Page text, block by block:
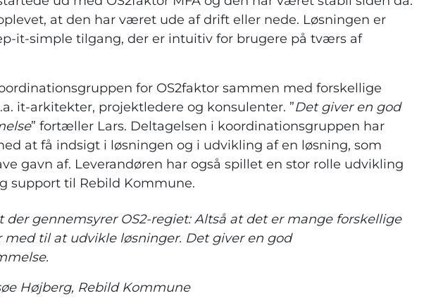
at den har været ude af drift eller nede. Løsningen er
it-simple tilgang, der er intuitiv for brugere på tværs af
for OS2faktor sammen med forskellige
it-arkitekter, projektledere og konsulenter. ”Det giver en god
” fortæller Lars. Deltagelsen i koordinationsgruppen har
at få indsigt i løsningen og i udvikling af en løsning, som
gavn af. Leverandøren har også spillet en stor rolle udvikling
support til Rebild Kommune.
der gennemsyrer OS2-regiet: Altså at det er mange forskellige
med til at udvikle løsninger. Det giver en god
Højberg, Rebild Kommune